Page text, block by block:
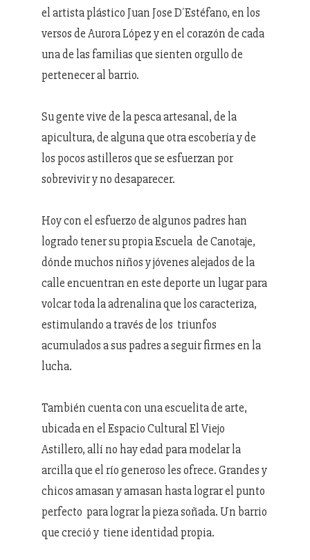
el artista plástico Juan Jose D´Estéfano, en los
versos de Aurora López y en el corazón de cada
una de las familias que sienten orgullo de
pertenecer al barrio.
Su gente vive de la pesca artesanal, de la
apicultura, de alguna que otra escobería y de
los pocos astilleros que se esfuerzan por
sobrevivir y no desaparecer.
Hoy con el esfuerzo de algunos padres han
logrado tener su propia Escuela de Canotaje,
dónde muchos niños y jóvenes alejados de la
calle encuentran en este deporte un lugar para
volcar toda la adrenalina que los caracteriza,
estimulando a través de los triunfos
acumulados a sus padres a seguir firmes en la
lucha.
También cuenta con una escuelita de arte,
ubicada en el Espacio Cultural El Viejo
Astillero, allí no hay edad para modelar la
arcilla que el río generoso les ofrece. Grandes y
chicos amasan y amasan hasta lograr el punto
perfecto para lograr la pieza soñada. Un barrio
que creció y tiene identidad propia.